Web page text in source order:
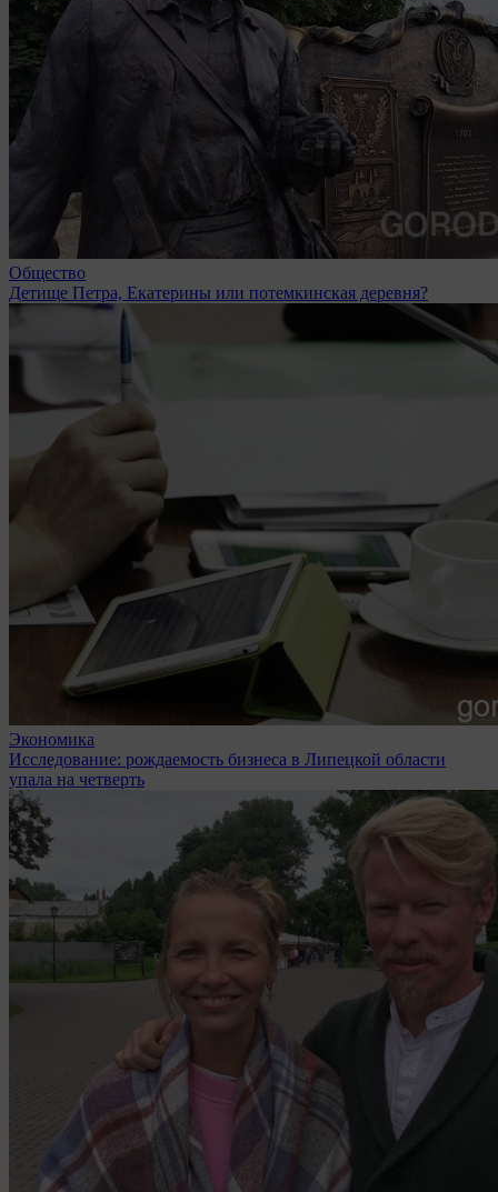
Общество
Детище Петра, Екатерины или потемкинская деревня?
Экономика
Исследование: рождаемость бизнеса в Липецкой области
упала на четверть